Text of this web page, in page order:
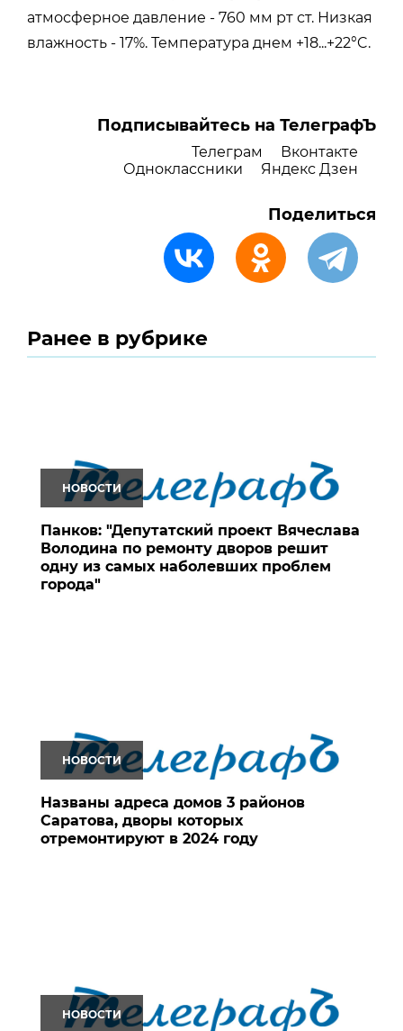
атмосферное давление - 760 мм рт ст. Низкая
влажность - 17%. Температура днем +18...+22°C.
Подписывайтесь на ТелеграфЪ
Телеграм
Вконтакте
Одноклассники
Яндекс Дзен
Поделиться
Ранее в рубрике
НОВОСТИ
Панков: "Депутатский проект Вячеслава
Володина по ремонту дворов решит
одну из самых наболевших проблем
города"
НОВОСТИ
Названы адреса домов 3 районов
Саратова, дворы которых
отремонтируют в 2024 году
НОВОСТИ